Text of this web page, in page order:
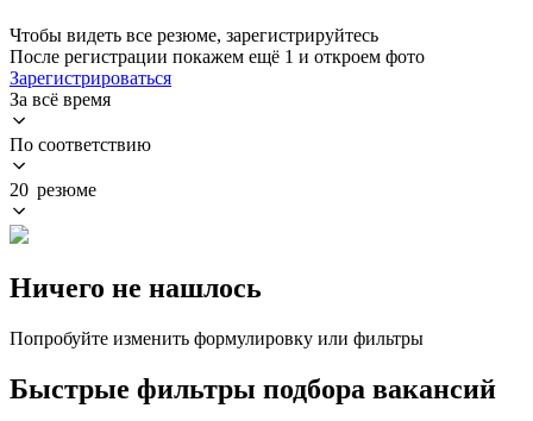
Чтобы видеть все резюме, зарегистрируйтесь
После регистрации покажем ещё 1 и откроем фото
Зарегистрироваться
За всё время
По соответствию
20 резюме
Ничего не нашлось
Попробуйте изменить формулировку или фильтры
Быстрые фильтры подбора вакансий